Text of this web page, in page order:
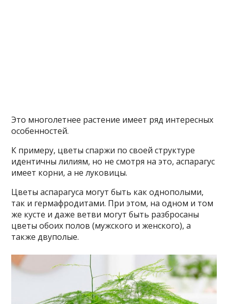
Это многолетнее растение имеет ряд интересных
особенностей.
К примеру, цветы спаржи по своей структуре
идентичны лилиям, но не смотря на это, аспарагус
имеет корни, а не луковицы.
Цветы аспарагуса могут быть как однополыми,
так и гермафродитами. При этом, на одном и том
же кусте и даже ветви могут быть разбросаны
цветы обоих полов (мужского и женского), а
также двуполые.